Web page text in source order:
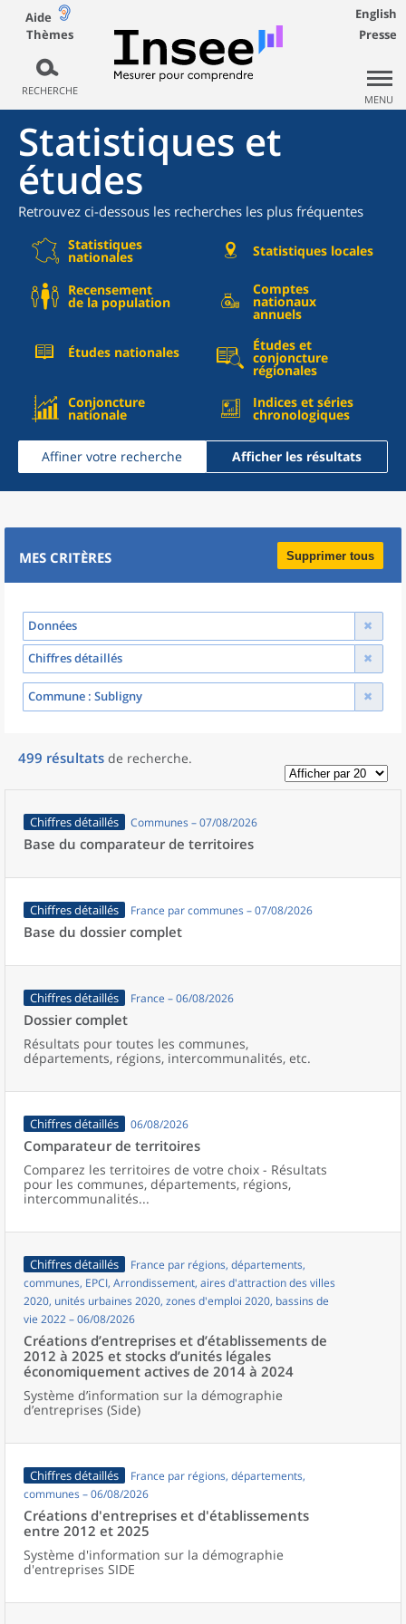
Aide
Thèmes
RECHERCHE
English
Presse
MENU
Statistiques et
études
Retrouvez ci-dessous les recherches les plus fréquentes
Statistiques
nationales Statistiques locales
Recensement
de la population
Comptes
nationaux
annuels
Études nationales Études et
conjoncture
régionales
Conjoncture
nationale
Indices et séries
chronologiques
Affiner votre recherche Afficher les résultats
MES CRITÈRES Supprimer tous
Données
Chiffres détaillés
Commune : Subligny
499 résultats de recherche.
Chiffres détaillés Communes – 07/08/2026
Base du comparateur de territoires
Chiffres détaillés France par communes – 07/08/2026
Base du dossier complet
Chiffres détaillés France – 06/08/2026
Dossier complet
Résultats pour toutes les communes,
départements, régions, intercommunalités, etc.
Chiffres détaillés 06/08/2026
Comparateur de territoires
Comparez les territoires de votre choix - Résultats
pour les communes, départements, régions,
intercommunalités...
Chiffres détaillés
France par régions, départements,
communes, EPCI, Arrondissement, aires d'attraction des villes
2020, unités urbaines 2020, zones d'emploi 2020, bassins de
vie 2022 – 06/08/2026
Créations d’entreprises et d’établissements de
2012 à 2025 et stocks d’unités légales
économiquement actives de 2014 à 2024
Système d’information sur la démographie
d’entreprises (Side)
Chiffres détaillés
France par régions, départements,
communes – 06/08/2026
Créations d'entreprises et d'établissements
entre 2012 et 2025
Système d'information sur la démographie
d'entreprises SIDE